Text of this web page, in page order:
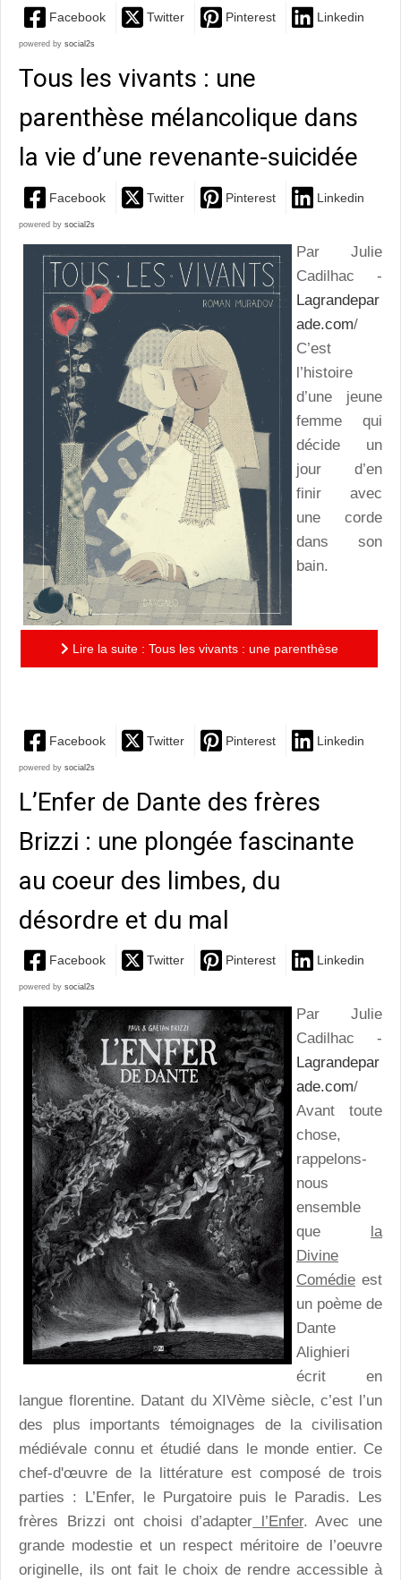
Facebook Twitter Pinterest Linkedin
powered by social2s
Tous les vivants : une
parenthèse mélancolique dans
la vie d’une revenante-suicidée
Facebook Twitter Pinterest Linkedin
powered by social2s
Par Julie
Cadilhac -
Lagrandepar
ade.com/
C’est
l’histoire
d’une jeune
femme qui
décide un
jour d’en
finir avec
une corde
dans son
bain.
Lire la suite : Tous les vivants : une parenthèse
Facebook Twitter Pinterest Linkedin
powered by social2s
L’Enfer de Dante des frères
Brizzi : une plongée fascinante
au coeur des limbes, du
désordre et du mal
Facebook Twitter Pinterest Linkedin
powered by social2s
Par Julie
Cadilhac -
Lagrandepar
ade.com/
Avant toute
chose,
rappelons-
nous
ensemble
que la
Divine
Comédie est
un poème de
Dante
Alighieri
écrit en
langue florentine. Datant du XIVème siècle, c’est l’un
des plus importants témoignages de la civilisation
médiévale connu et étudié dans le monde entier. Ce
chef-d'œuvre de la littérature est composé de trois
parties : L’Enfer, le Purgatoire puis le Paradis. Les
frères Brizzi ont choisi d’adapter l’Enfer. Avec une
grande modestie et un respect méritoire de l’oeuvre
originelle, ils ont fait le choix de rendre accessible à